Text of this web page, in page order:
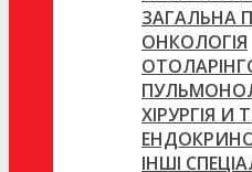
ЗАГАЛЬНА
ОНКОЛОГІЯ
ХІРУРГІЯ И
ІНШІ